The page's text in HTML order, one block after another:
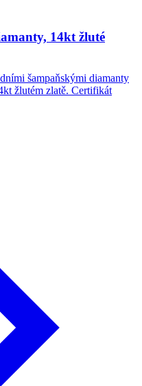
14kt žluté
šampaňskými diamanty
žlutém zlatě. Certifikát